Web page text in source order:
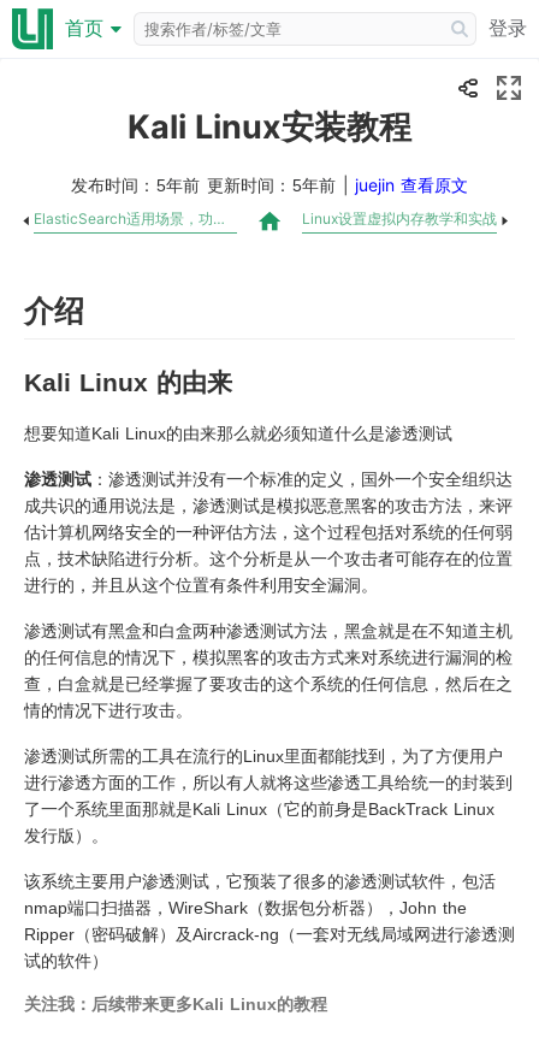
首页 登录
Kali Linux安装教程
发布时间： 5年前 更新时间： 5年前 juejin 查看原文
ElasticSearch适用场景，功能以及特点介绍 Linux设置虚拟内存教学和实战
介绍
Kali Linux 的由来
想要知道Kali Linux的由来那么就必须知道什么是渗透测试
渗透测试 ：渗透测试并没有一个标准的定义，国外一个安全组织达
成共识的通用说法是，渗透测试是模拟恶意黑客的攻击方法，来评
估计算机网络安全的一种评估方法，这个过程包括对系统的任何弱
点，技术缺陷进行分析。这个分析是从一个攻击者可能存在的位置
进行的，并且从这个位置有条件利用安全漏洞。
渗透测试有黑盒和白盒两种渗透测试方法，黑盒就是在不知道主机
的任何信息的情况下，模拟黑客的攻击方式来对系统进行漏洞的检
查，白盒就是已经掌握了要攻击的这个系统的任何信息，然后在之
情的情况下进行攻击。
渗透测试所需的工具在流行的Linux里面都能找到，为了方便用户
进行渗透方面的工作，所以有人就将这些渗透工具给统一的封装到
了一个系统里面那就是Kali Linux（它的前身是BackTrack Linux
发行版）。
该系统主要用户渗透测试，它预装了很多的渗透测试软件，包活
nmap端口扫描器，WireShark（数据包分析器），John the
Ripper（密码破解）及Aircrack-ng（一套对无线局域网进行渗透测
试的软件）
关注我：后续带来更多Kali Linux的教程